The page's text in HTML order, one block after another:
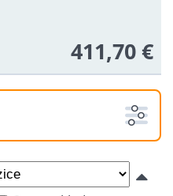
411,70 €
Do: